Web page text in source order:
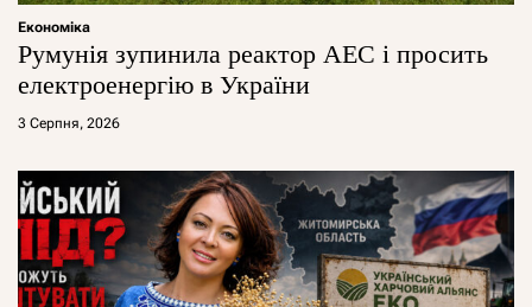
Економіка
Румунія зупинила реактор АЕС і просить
електроенергію в України
3 Серпня, 2026